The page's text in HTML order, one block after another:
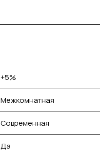
+5%
Межкомнатная
Современная
Да